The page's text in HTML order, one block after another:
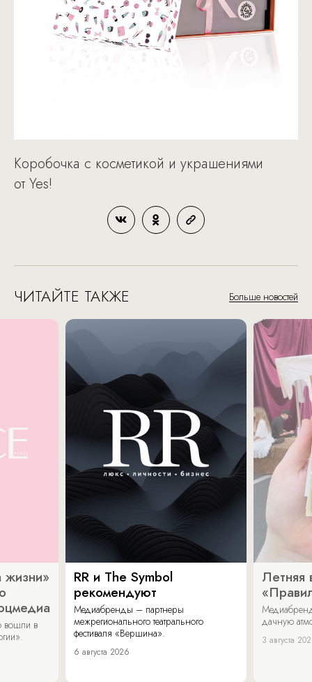
Коробочка с косметикой и украшениями
от Yes!
ЧИТАЙТЕ ТАКЖЕ Больше новостей
жизни»
вошли в
RR и The Symbol
рекомендуют
Медиабренды – партнеры
межрегионального театрального
фестиваля «Вершина».
6 августа 2026
Летняя
дачную
3 августа